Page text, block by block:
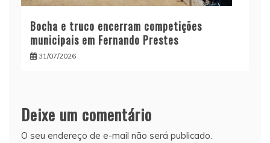
Bocha e truco encerram competições
municipais em Fernando Prestes
31/07/2026
Deixe um comentário
O seu endereço de e-mail não será publicado.